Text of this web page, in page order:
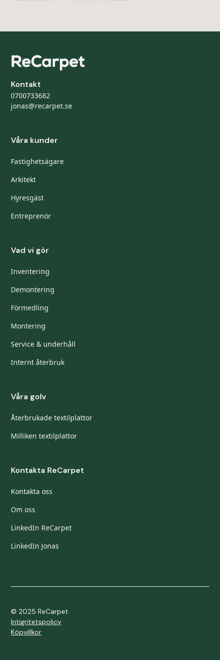
Kontakt
0700733682
jonas@recarpet.se
Våra kunder
Fastighetsägare
Arkitekt
Hyresgäst
Entreprenör
Vad vi gör
Inventering
Demontering
Förmedling
Montering
Service & underhåll
Internt återbruk
Våra golv
Återbrukade textilplattor
Milliken textilplattor
Kontakta ReCarpet
Kontakta oss
Om oss
LinkedIn ReCarpet
LinkedIn Jonas
© 2025 ReCarpet
Intigritetspolicy
Köpvillkor